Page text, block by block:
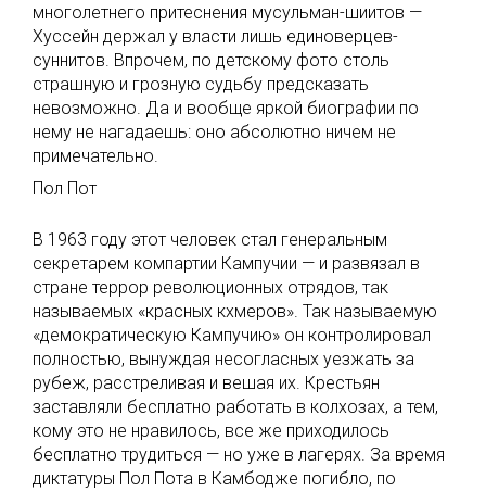
многолетнего притеснения мусульман-шиитов —
Хуссейн держал у власти лишь единоверцев-
суннитов. Впрочем, по детскому фото столь
страшную и грозную судьбу предсказать
невозможно. Да и вообще яркой биографии по
нему не нагадаешь: оно абсолютно ничем не
примечательно.
Пол Пот
В 1963 году этот человек стал генеральным
секретарем компартии Кампучии — и развязал в
стране террор революционных отрядов, так
называемых «красных кхмеров». Так называемую
«демократическую Кампучию» он контролировал
полностью, вынуждая несогласных уезжать за
рубеж, расстреливая и вешая их. Крестьян
заставляли бесплатно работать в колхозах, а тем,
кому это не нравилось, все же приходилось
бесплатно трудиться — но уже в лагерях. За время
диктатуры Пол Пота в Камбодже погибло, по